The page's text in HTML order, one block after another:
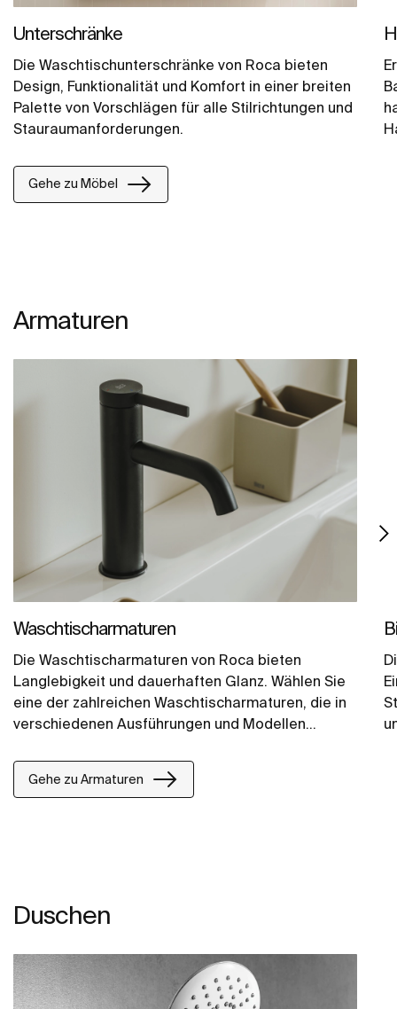
Unterschränke
Die Waschtischunterschränke von Roca bieten
Design, Funktionalität und Komfort in einer breiten
Palette von Vorschlägen für alle Stilrichtungen und
Stauraumanforderungen.
Gehe zu Möbel
Armaturen
Waschtischarmaturen
Die Waschtischarmaturen von Roca bieten
Langlebigkeit und dauerhaften Glanz. Wählen Sie
eine der zahlreichen Waschtischarmaturen, die in
verschiedenen Ausführungen und Modellen
elektronische Waschtischmischer oder Unterputz-
Waschtischmischer.
Gehe zu Armaturen
Duschen